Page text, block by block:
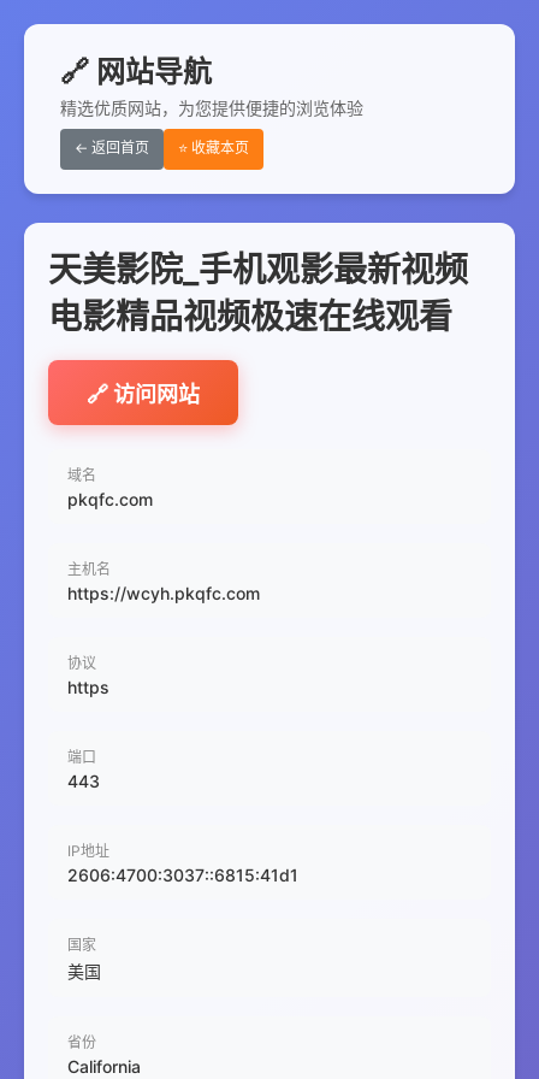
🔗 网站导航
精选优质网站，为您提供便捷的浏览体验
← 返回首页 ⭐ 收藏本页
天美影院_手机观影最新视频
电影精品视频极速在线观看
🔗 访问网站
域名
pkqfc.com
主机名
https://wcyh.pkqfc.com
协议
https
端口
443
IP地址
2606:4700:3037::6815:41d1
国家
美国
省份
California